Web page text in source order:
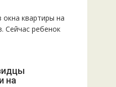
окна квартиры на
Сейчас ребенок
на